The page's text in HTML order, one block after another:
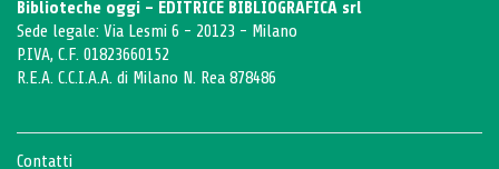
Biblioteche oggi - EDITRICE BIBLIOGRAFICA srl
Sede legale: Via Lesmi 6 - 20123 - Milano
P.IVA, C.F. 01823660152
R.E.A. C.C.I.A.A. di Milano N. Rea 878486
Contatti